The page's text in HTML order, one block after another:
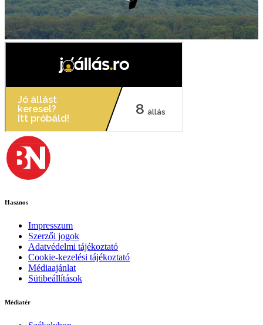
Hasznos
Impresszum
Szerzői jogok
Adatvédelmi tájékoztató
Cookie-kezelési tájékoztató
Médiaajánlat
Sütibeállítások
Médiatér